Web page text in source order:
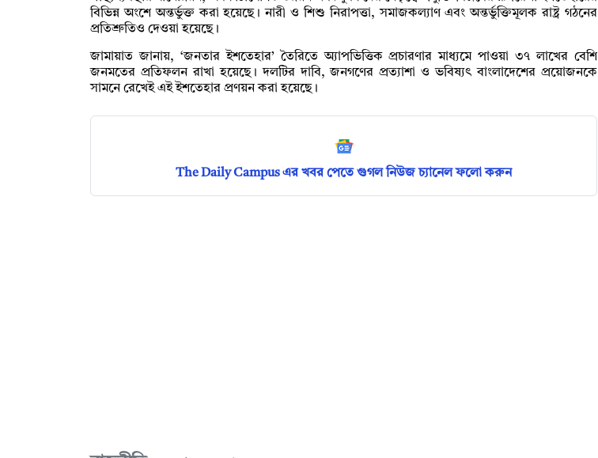
বিভিন্ন অংশে অন্তর্ভুক্ত করা হয়েছে। নারী ও শিশু নিরাপত্তা, সমাজকল্যাণ এবং অন্তর্ভুক্তিমূলক রাষ্ট্র গঠনের
প্রতিশ্রুতিও দেওয়া হয়েছে।
জামায়াত জানায়, ‘জনতার ইশতেহার’ তৈরিতে অ্যাপভিত্তিক প্রচারণার মাধ্যমে পাওয়া ৩৭ লাখের বেশি
জনমতের প্রতিফলন রাখা হয়েছে। দলটির দাবি, জনগণের প্রত্যাশা ও ভবিষ্যৎ বাংলাদেশের প্রয়োজনকে
সামনে রেখেই এই ইশতেহার প্রণয়ন করা হয়েছে।
The Daily Campus এর খবর পেতে গুগল নিউজ চ্যানেল ফলো করুন